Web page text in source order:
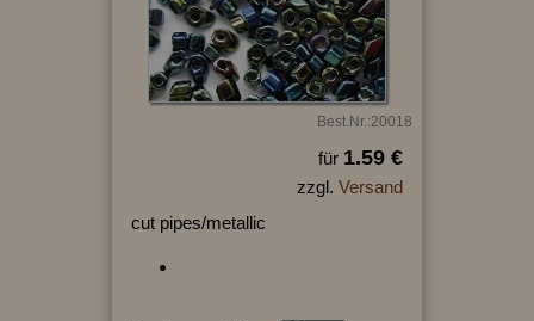
Best.Nr.:20018
für 1.59 €
zzgl. Versand
cut pipes/metallic